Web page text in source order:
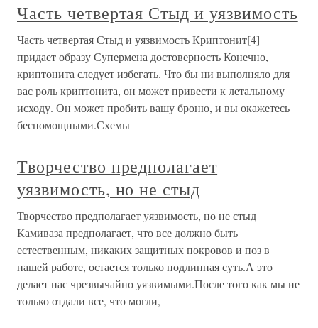
Часть четвертая Стыд и уязвимость
Часть четвертая Стыд и уязвимость Криптонит[4]
придает образу Супермена достоверность Конечно,
криптонита следует избегать. Что бы ни выполняло для
вас роль криптонита, он может привести к летальному
исходу. Он может пробить вашу броню, и вы окажетесь
беспомощными.Схемы
Творчество предполагает
уязвимость, но не стыд
Творчество предполагает уязвимость, но не стыд
Камиваза предполагает, что все должно быть
естественным, никаких защитных покровов и поз в
нашей работе, остается только подлинная суть.А это
делает нас чрезвычайно уязвимыми.После того как мы не
только отдали все, что могли,